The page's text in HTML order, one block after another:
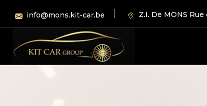
info@mons.kit-car.be Z.I. De MONS